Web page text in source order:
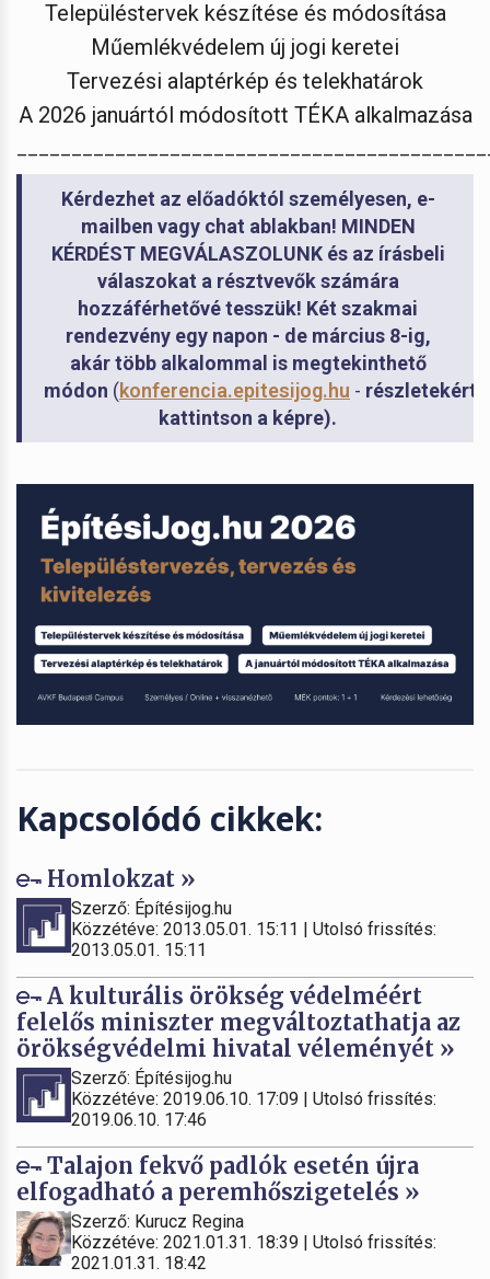
Településtervek készítése és módosítása
Műemlékvédelem új jogi keretei
Tervezési alaptérkép és telekhatárok
A 2026 januártól módosított TÉKA alkalmazása
Kérdezhet az előadóktól személyesen, e-
mailben vagy chat ablakban! MINDEN
KÉRDÉST MEGVÁLASZOLUNK és az írásbeli
válaszokat a résztvevők számára
hozzáférhetővé tesszük! Két szakmai
rendezvény egy napon - de március 8-ig,
akár több alkalommal is megtekinthető
módon (konferencia.epitesijog.hu - részletekért
kattintson a képre).
Kapcsolódó cikkek:
Homlokzat »
Szerző: Építésijog.hu
Közzétéve: 2013.05.01. 15:11 | Utolsó frissítés:
2013.05.01. 15:11
A kulturális örökség védelméért
felelős miniszter megváltoztathatja az
örökségvédelmi hivatal véleményét »
Szerző: Építésijog.hu
Közzétéve: 2019.06.10. 17:09 | Utolsó frissítés:
2019.06.10. 17:46
Talajon fekvő padlók esetén újra
elfogadható a peremhőszigetelés »
Szerző: Kurucz Regina
Közzétéve: 2021.01.31. 18:39 | Utolsó frissítés:
2021.01.31. 18:42